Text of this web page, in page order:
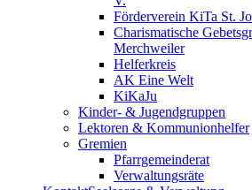
Förderverein KiTa St.
Charismatische
Merchweiler
Helferkreis
AK Eine Welt
KiKaJu
Kinder- & Jugendgruppen
Lektoren & Kommunionhelfer
Gremien
Pfarrgemeinderat
Verwaltungsräte